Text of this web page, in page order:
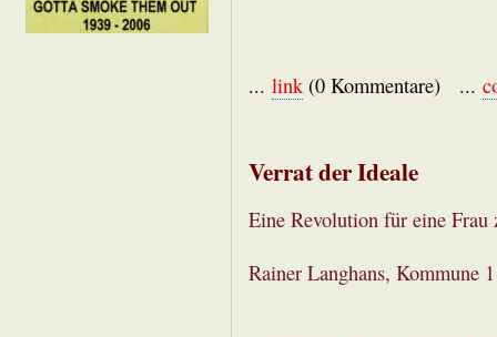
... link (0 Kommentare) ...
Verrat der Ideale
Eine Revolution für eine
Rainer Langhans, Kommune